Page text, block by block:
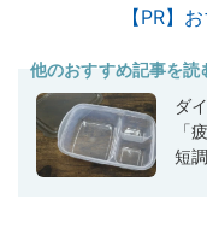
【PR】
他のおすすめ記事を読
ダ
「
短